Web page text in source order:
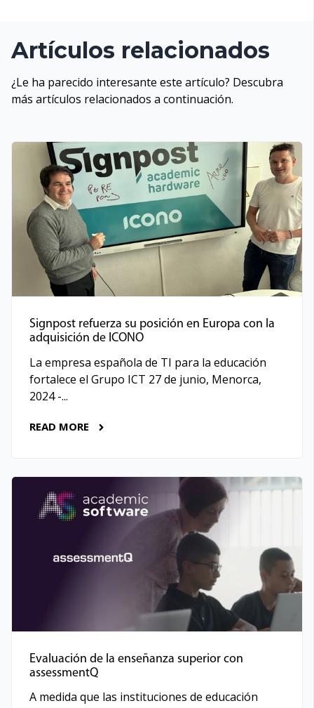
Artículos relacionados
¿Le ha parecido interesante este artículo? Descubra
más artículos relacionados a continuación.
Signpost refuerza su posición en Europa con la
adquisición de ICONO
La empresa española de TI para la educación
fortalece el Grupo ICT 27 de junio, Menorca,
2024 -...
READ MORE
Evaluación de la enseñanza superior con
assessmentQ
A medida que las instituciones de educación